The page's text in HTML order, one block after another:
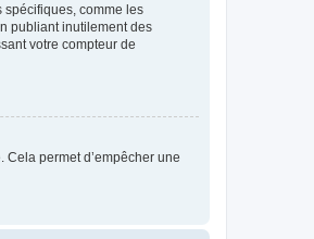
spécifiques, comme les
publiant inutilement des
votre compteur de
permet d’empêcher une